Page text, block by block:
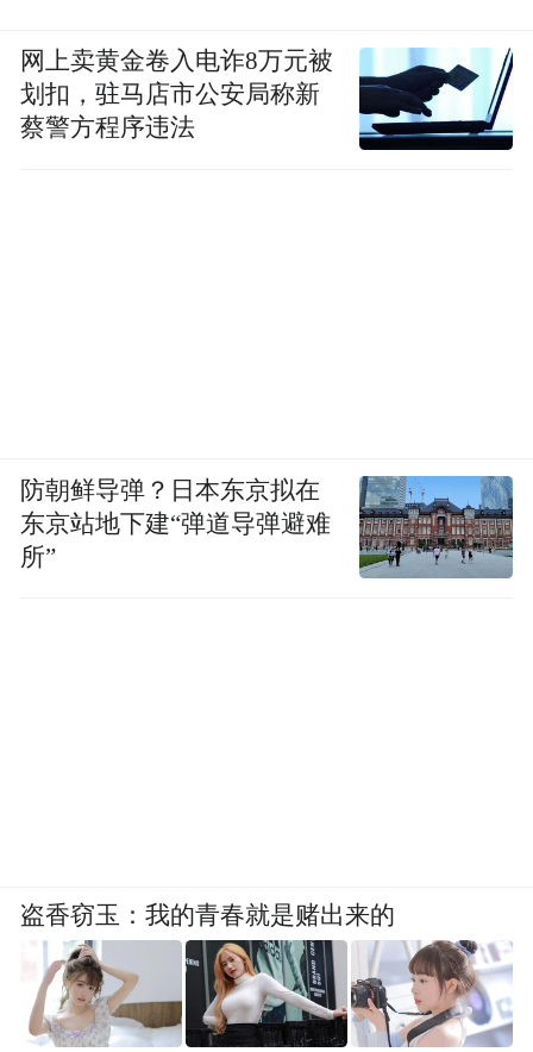
网上卖黄金卷入电诈8万元被
划扣，驻马店市公安局称新
蔡警方程序违法
防朝鲜导弹？日本东京拟在
东京站地下建“弹道导弹避难
所”
盗香窃玉：我的青春就是赌出来的